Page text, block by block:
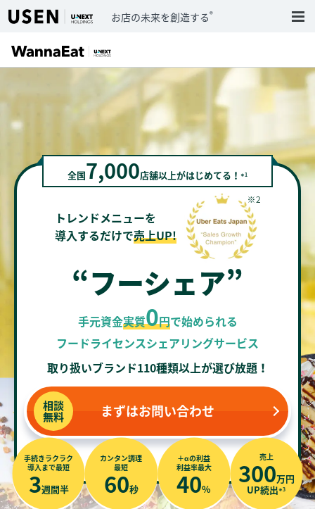
お店の未来を創造する®
全国7,000店舗以上がはじめてる！ ※1
トレンドメニューを
導入するだけで売上UP!
“フーシェア”
手元資金実質0円で始められる
フードライセンスシェアリングサービス
取り扱いブランド110種類以上が選び放題！
相談
無料 まずはお問い合わせ
手続きラクラク
導入まで最短
3週間半
カンタン調理
最短
60秒
＋αの利益
利益率最大
40%
売上
300万円
UP続出※3